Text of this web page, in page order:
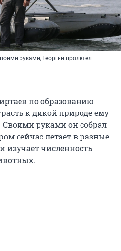
руками, Георгий пролетел
по образованию
к дикой природе ему
руками он собрал
сейчас летает в разные
изучает численность